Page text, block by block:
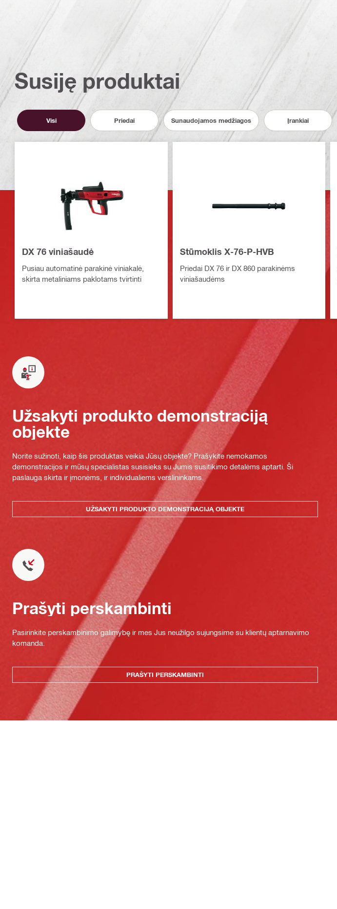
Susiję produktai
Visi Priedai Sunaudojamos medžiagos Įrankiai
DX 76 viniašaudė
Pusiau automatinė parakinė viniakalė,
skirta metaliniams paklotams tvirtinti
Stūmoklis X-76-P-HVB
Priedai DX 76 ir DX 860 parakinėms
viniašaudėms
Užsakyti produkto demonstraciją
objekte
Norite sužinoti, kaip šis produktas veikia Jūsų objekte? Prašykite nemokamos
demonstracijos ir mūsų specialistas susisieks su Jumis susitikimo detalėms aptarti. Ši
paslauga skirta ir įmonėms, ir individualiems verslininkams.
UŽSAKYTI PRODUKTO DEMONSTRACIJĄ OBJEKTE
Prašyti perskambinti
Pasirinkite perskambinimo galimybę ir mes Jus neužilgo sujungsime su klientų aptarnavimo
komanda.
PRAŠYTI PERSKAMBINTI